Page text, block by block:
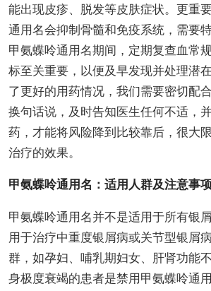
能出现皮疹、脱发等皮肤症状。更重
通用名会抑制骨髓和免疫系统，需要
甲氨蝶呤通用名期间，定期复查血常
标至关重要，以便及早发现并处理潜
了更好的用药情况，我们需要密切配
换句话说，及时告知医生任何不适，
药，才能将风险降到比较靠后，很大
治疗的效果。
甲氨蝶呤通用名：适用人群及注意事
甲氨蝶呤通用名并不是适用于所有银
用于治疗中重度银屑病或关节型银屑
群，如孕妇、哺乳期妇女、肝肾功能
身极度衰竭的患者是禁用甲氨蝶呤通